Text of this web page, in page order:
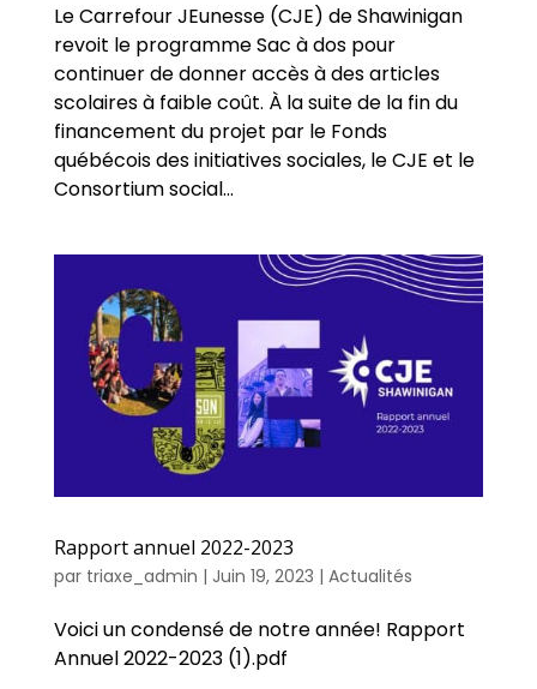
Le Carrefour JEunesse (CJE) de Shawinigan
revoit le programme Sac à dos pour
continuer de donner accès à des articles
scolaires à faible coût. À la suite de la fin du
financement du projet par le Fonds
québécois des initiatives sociales, le CJE et le
Consortium social...
Rapport annuel 2022-2023
par triaxe_admin | Juin 19, 2023 | Actualités
Voici un condensé de notre année! Rapport
Annuel 2022-2023 (1).pdf